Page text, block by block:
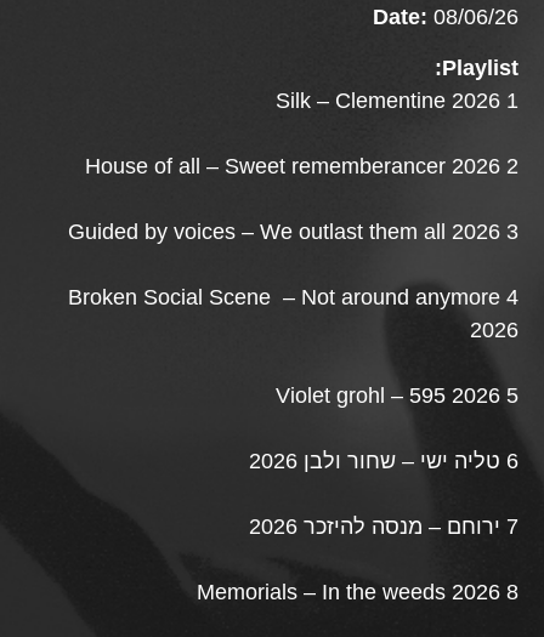
Date: 08/06/26
Playlist:
1 Silk – Clementine 2026
2 House of all – Sweet rememberancer 2026
3 Guided by voices – We outlast them all 2026
4 Broken Social Scene – Not around anymore
2026
5 Violet grohl – 595 2026
6 טליה ישי – שחור ולבן 2026
7 ירוחם – מנסה להיזכר 2026
8 Memorials – In the weeds 2026